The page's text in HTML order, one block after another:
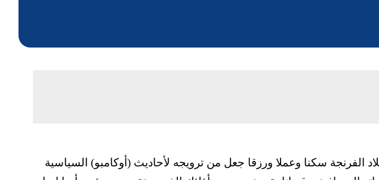
الفرنجة سكنا وعملا ورزقا جعل من ترويجه لأحاديث (أوكامبو) السياسية